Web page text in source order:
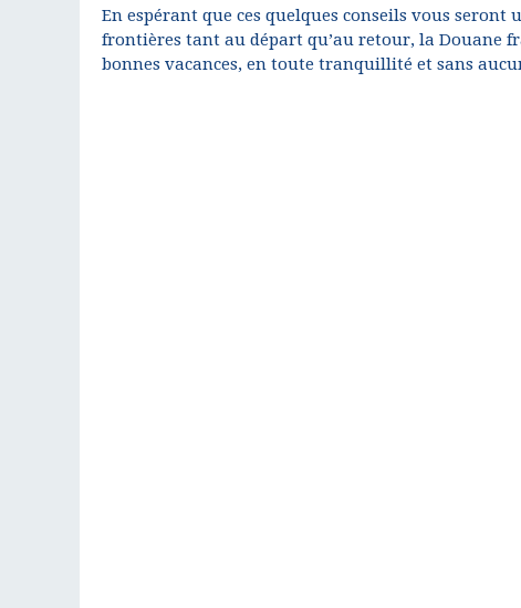
En espérant que ces quelques conseils vous
frontières tant au départ qu’au retour, la Douane
bonnes vacances, en toute tranquillité et sans